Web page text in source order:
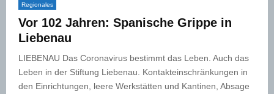
Regionales
Vor 102 Jahren: Spanische Grippe in
Liebenau
LIEBENAU Das Coronavirus bestimmt das Leben. Auch das
Leben in der Stiftung Liebenau. Kontakteinschränkungen in
den Einrichtungen, leere Werkstätten und Kantinen, Absage